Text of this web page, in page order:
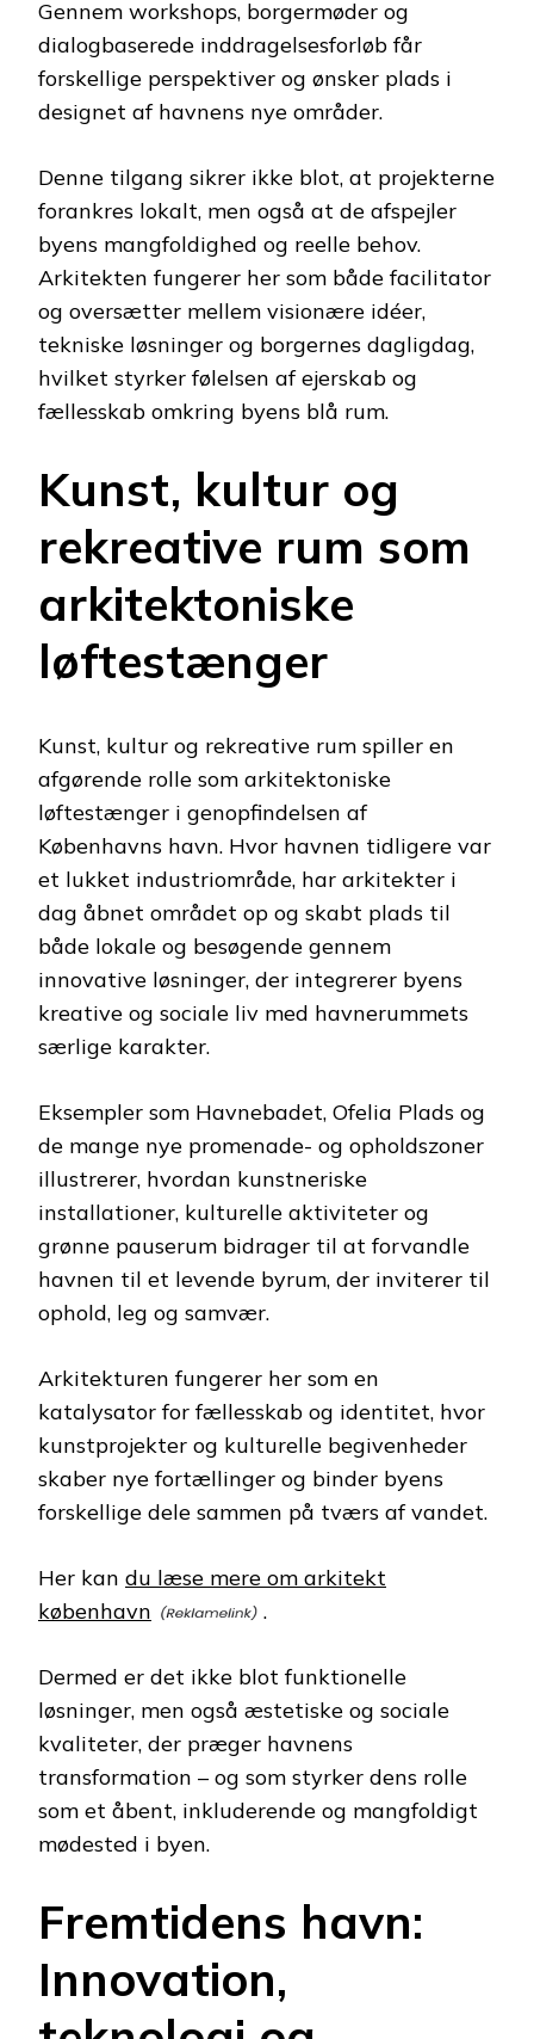
Gennem workshops, borgermøder og
dialogbaserede inddragelsesforløb får
forskellige perspektiver og ønsker plads i
designet af havnens nye områder.
Denne tilgang sikrer ikke blot, at projekterne
forankres lokalt, men også at de afspejler
byens mangfoldighed og reelle behov.
Arkitekten fungerer her som både facilitator
og oversætter mellem visionære idéer,
tekniske løsninger og borgernes dagligdag,
hvilket styrker følelsen af ejerskab og
fællesskab omkring byens blå rum.
Kunst, kultur og
rekreative rum som
arkitektoniske
løftestænger
Kunst, kultur og rekreative rum spiller en
afgørende rolle som arkitektoniske
løftestænger i genopfindelsen af
Københavns havn. Hvor havnen tidligere var
et lukket industriområde, har arkitekter i
dag åbnet området op og skabt plads til
både lokale og besøgende gennem
innovative løsninger, der integrerer byens
kreative og sociale liv med havnerummets
særlige karakter.
Eksempler som Havnebadet, Ofelia Plads og
de mange nye promenade- og opholdszoner
illustrerer, hvordan kunstneriske
installationer, kulturelle aktiviteter og
grønne pauserum bidrager til at forvandle
havnen til et levende byrum, der inviterer til
ophold, leg og samvær.
Arkitekturen fungerer her som en
katalysator for fællesskab og identitet, hvor
kunstprojekter og kulturelle begivenheder
skaber nye fortællinger og binder byens
forskellige dele sammen på tværs af vandet.
Her kan du læse mere om arkitekt
københavn
.
Dermed er det ikke blot funktionelle
løsninger, men også æstetiske og sociale
kvaliteter, der præger havnens
transformation – og som styrker dens rolle
som et åbent, inkluderende og mangfoldigt
mødested i byen.
Fremtidens havn:
Innovation,